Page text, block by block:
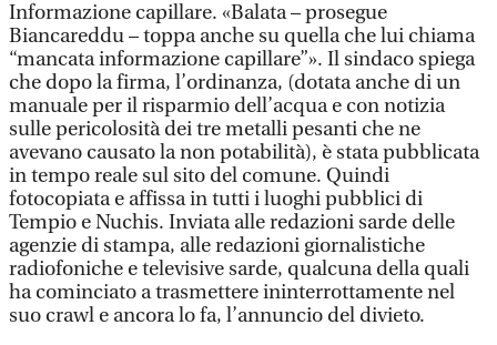
Informazione capillare. «Balata – prosegue
Biancareddu – toppa anche su quella che lui chiama
“mancata informazione capillare”». Il sindaco spiega
che dopo la firma, l’ordinanza, (dotata anche di un
manuale per il risparmio dell’acqua e con notizia
sulle pericolosità dei tre metalli pesanti che ne
avevano causato la non potabilità), è stata pubblicata
in tempo reale sul sito del comune. Quindi
fotocopiata e affissa in tutti i luoghi pubblici di
Tempio e Nuchis. Inviata alle redazioni sarde delle
agenzie di stampa, alle redazioni giornalistiche
radiofoniche e televisive sarde, qualcuna della quali
ha cominciato a trasmettere ininterrottamente nel
suo crawl e ancora lo fa, l’annuncio del divieto.